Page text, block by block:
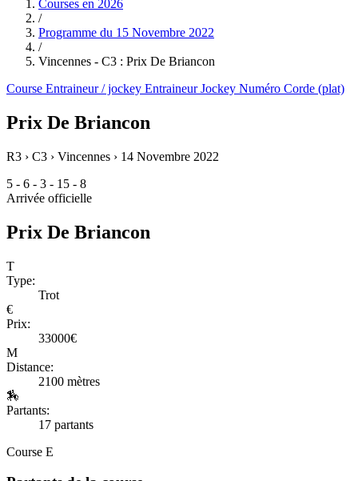
Courses en 2026
/
Programme du 15 Novembre 2022
/
Vincennes - C3 : Prix De Briancon
Course Entraineur / jockey EntraineurJockey Numéro Corde (plat)
Prix De Briancon
R3 › C3 › Vincennes › 14 Novembre 2022
5 - 6 - 3 - 15 - 8
Arrivée officielle
Prix De Briancon
T
Type:
Trot
€
Prix:
33000€
M
Distance:
2100 mètres
🏇
Partants:
17 partants
Course E